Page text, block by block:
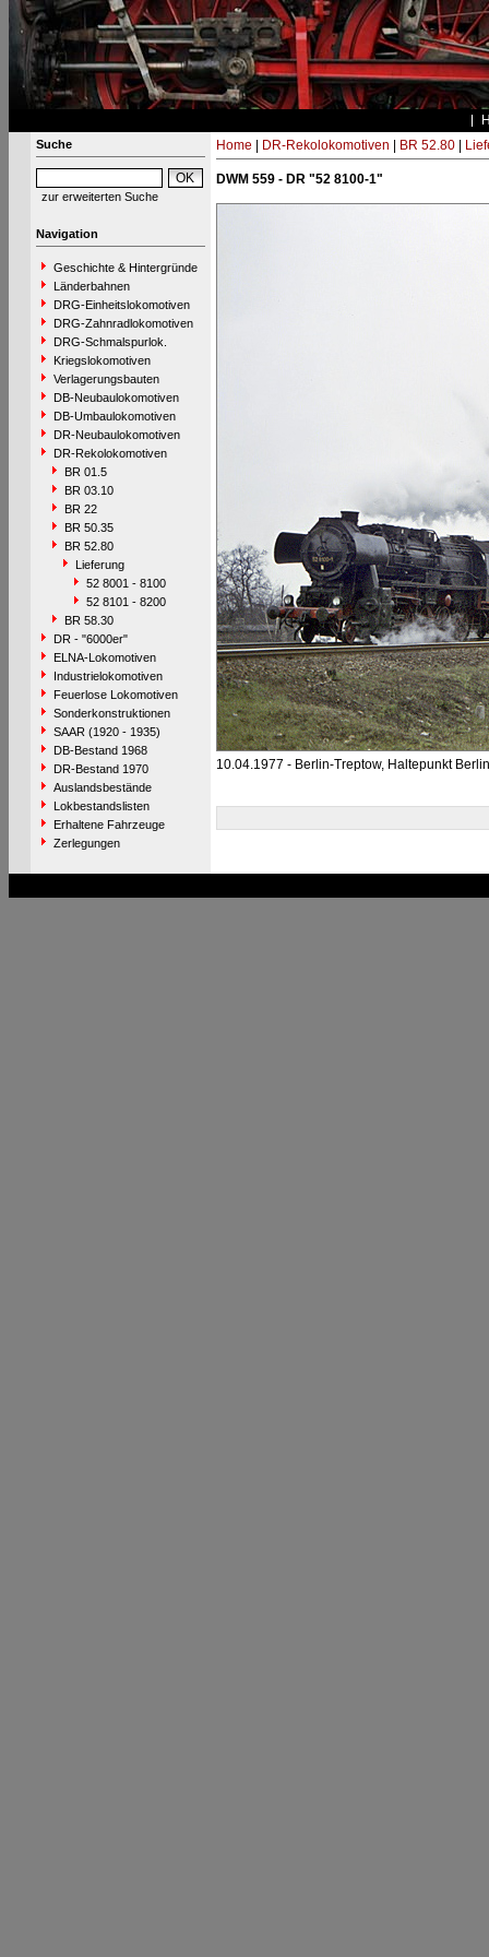
Suche
zur erweiterten Suche
Navigation
Geschichte & Hintergründe
Länderbahnen
DRG-Einheitslokomotiven
DRG-Zahnradlokomotiven
DRG-Schmalspurlok.
Kriegslokomotiven
Verlagerungsbauten
DB-Neubaulokomotiven
DB-Umbaulokomotiven
DR-Neubaulokomotiven
DR-Rekolokomotiven
BR 01.5
BR 03.10
BR 22
BR 50.35
BR 52.80
Lieferung
52 8001 - 8100
52 8101 - 8200
BR 58.30
DR - "6000er"
ELNA-Lokomotiven
Industrielokomotiven
Feuerlose Lokomotiven
Sonderkonstruktionen
SAAR (1920 - 1935)
DB-Bestand 1968
DR-Bestand 1970
Auslandsbestände
Lokbestandslisten
Erhaltene Fahrzeuge
Zerlegungen
Home DR-Rekolokomotiven BR 52.80|
DWM 559 - DR "52 8100-1"
10.04.1977 - Berlin-Treptow, Haltepunkt